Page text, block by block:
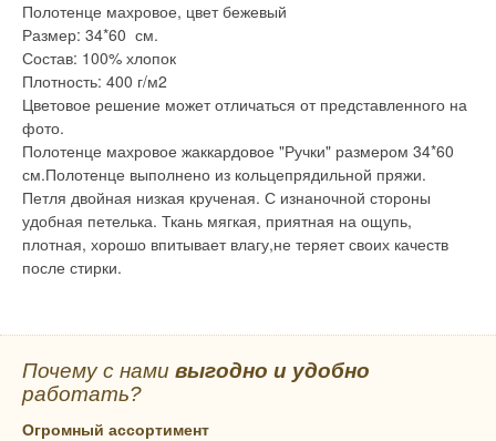
Полотенце махровое, цвет бежевый
Размер: 34*60 см.
Состав: 100% хлопок
Плотность: 400 г/м2
Цветовое решение может отличаться от представленного на
фото.
Полотенце махровое жаккардовое "Ручки" размером 34*60
см.Полотенце выполнено из кольцепрядильной пряжи.
Петля двойная низкая крученая. С изнаночной стороны
удобная петелька. Ткань мягкая, приятная на ощупь,
плотная, хорошо впитывает влагу,не теряет своих качеств
после стирки.
Почему с нами выгодно и удобно
работать?
Огромный ассортимент